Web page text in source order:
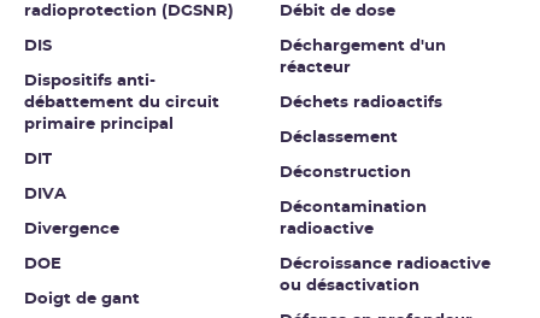
radioprotection (DGSNR)
DIS
Dispositifs anti-
débattement du circuit
primaire principal
DIT
DIVA
Divergence
DOE
Doigt de gant
Débit de dose
Déchargement d'un
réacteur
Déchets radioactifs
Déclassement
Déconstruction
Décontamination
radioactive
Décroissance radioactive
ou désactivation